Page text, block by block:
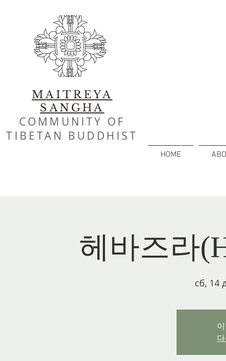
MAITREYA
SANGHA
COMMUNITY OF
TIBETAN BUDDHIST
HOME
헤바즈라
сб, 14